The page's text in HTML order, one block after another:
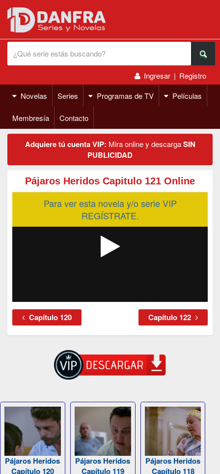
Ingresar | Registro
Novelas
Series Programas de TV Películas
Membresía Contacto
Adquiere tú cuenta VIP: Mira online y descargaSIN
PUBLICIDAD
Pájaros Heridos Capitulo 121 Online
Para ver esta novela y/o serie VIP
REGÍSTRATE.
Capítulo 120 Capítulo 122
Pájaros Heridos
Capítulo 120
Pájaros Heridos
Capítulo 119
Pájaros Heridos
Capítulo 118